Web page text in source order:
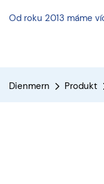
Od roku 2013 máme
Dienmern Produkt